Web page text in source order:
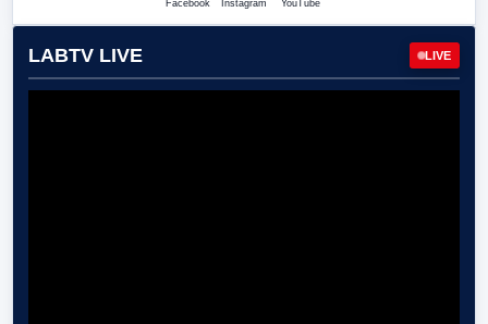
Facebook Instagram YouTube
LABTV LIVE LIVE